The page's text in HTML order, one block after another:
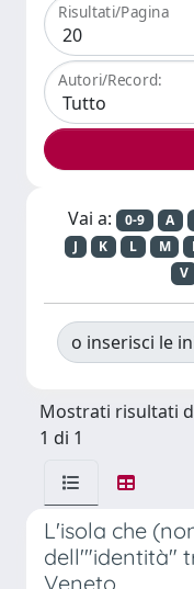
Risultati/Pagina
Autori/Record:
Vai a: 0-9 A
J
K L M
V
o inserisci le
Mostrati risultati
1 di 1
L'isola che
dell'"identità"
Veneto.